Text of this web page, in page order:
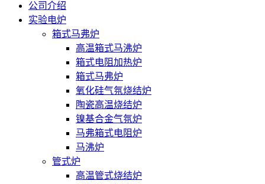
公司介绍
实验电炉
箱式马弗炉
高温箱式马沸炉
箱式电阻加热炉
箱式马弗炉
氧化硅气氛烧结炉
陶瓷高温烧结炉
镍基合金气氛炉
马弗箱式电阻炉
马沸炉
管式炉
高温管式烧结炉